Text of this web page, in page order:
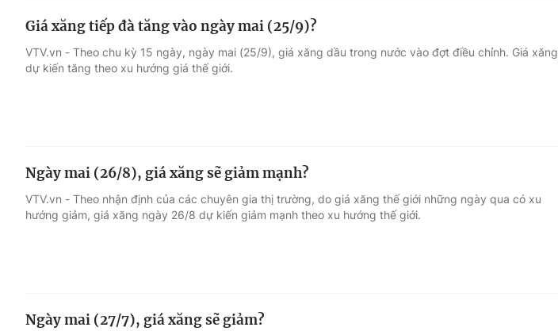
Giá xăng tiếp đà tăng vào ngày mai (25/9)?
VTV.vn - Theo chu kỳ 15 ngày, ngày mai (25/9), giá xăng dầu trong nước vào đợt điều chỉnh. Giá xăng
dự kiến tăng theo xu hướng giá thế giới.
Ngày mai (26/8), giá xăng sẽ giảm mạnh?
VTV.vn - Theo nhận định của các chuyên gia thị trường, do giá xăng thế giới những ngày qua có xu
hướng giảm, giá xăng ngày 26/8 dự kiến giảm mạnh theo xu hướng thế giới.
Ngày mai (27/7), giá xăng sẽ giảm?